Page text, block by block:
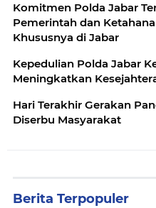
Komitmen Polda Jabar
Pemerintah dan
Khususnya di Jabar
Kepedulian Polda Jabar
Meningkatkan
Hari Terakhir Gerakan
Diserbu Masyarakat
Berita Terpopuler